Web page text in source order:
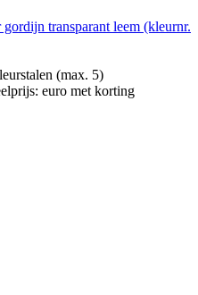
transparant leem (kleurnr.
(max. 5)
euro met korting